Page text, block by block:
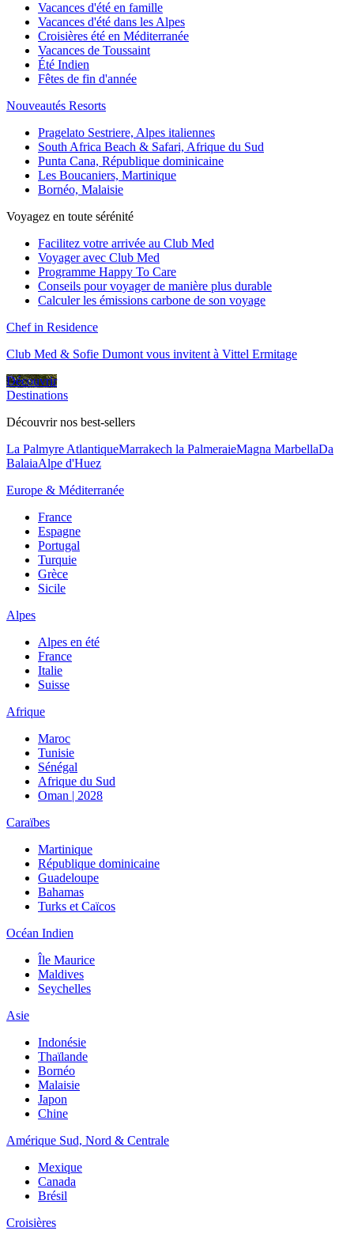
Vacances d'été en famille
Vacances d'été dans les Alpes
Croisières été en Méditerranée
Vacances de Toussaint
Été Indien
Fêtes de fin d'année
Nouveautés Resorts
Pragelato Sestriere, Alpes italiennes
South Africa Beach & Safari, Afrique du Sud
Punta Cana, République dominicaine
Les Boucaniers, Martinique
Bornéo, Malaisie
Voyagez en toute sérénité
Facilitez votre arrivée au Club Med
Voyager avec Club Med
Programme Happy To Care
Conseils pour voyager de manière plus durable
Calculer les émissions carbone de son voyage
Chef in Residence
Club Med & Sofie Dumont vous invitent à Vittel Ermitage
Découvrir
Destinations
Découvrir nos best-sellers
La Palmyre AtlantiqueMarrakech la PalmeraieMagna MarbellaDa
BalaiaAlpe d'Huez
Europe & Méditerranée
France
Espagne
Portugal
Turquie
Grèce
Sicile
Alpes
Alpes en été
France
Italie
Suisse
Afrique
Maroc
Tunisie
Sénégal
Afrique du Sud
Oman | 2028
Caraïbes
Martinique
République dominicaine
Guadeloupe
Bahamas
Turks et Caïcos
Océan Indien
Île Maurice
Maldives
Seychelles
Asie
Indonésie
Thaïlande
Bornéo
Malaisie
Japon
Chine
Amérique Sud, Nord & Centrale
Mexique
Canada
Brésil
Croisières